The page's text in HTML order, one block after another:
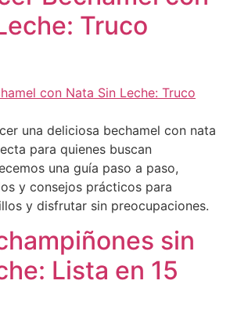
Truco
una deliciosa bechamel con nata
para quienes buscan
una guía paso a paso,
y consejos prácticos para
y disfrutar sin preocupaciones.
sin
Lista en 15